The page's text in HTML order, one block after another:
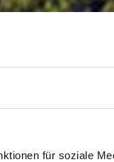
für soziale